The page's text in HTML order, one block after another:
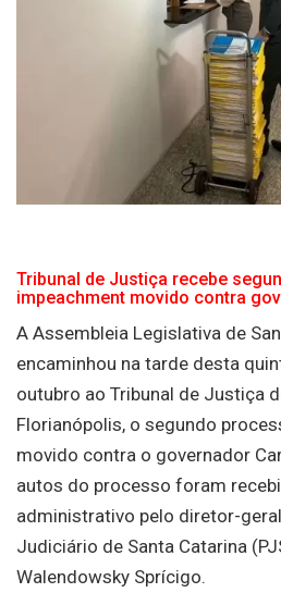
Tribunal de Justiça recebe
impeachment movido contra
A Assembleia Legislativa de
encaminhou na tarde desta
outubro ao Tribunal de Justiça
Florianópolis, o segundo
movido contra o governador
autos do processo foram
administrativo pelo diretor-
Judiciário de Santa Catarina
Walendowsky Sprícigo.